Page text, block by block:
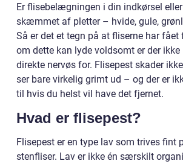
Er flisebelægningen i din indkørsel
skæmmet af pletter – hvide, gule,
Så er det et tegn på at fliserne har fået
om dette kan lyde voldsomt er der
direkte nervøs for. Flisepest skader
ser bare virkelig grimt ud – og der er
til hvis du helst vil have det fjernet.
Hvad er flisepest?
Flisepest er en type lav som trives fint
stenfliser. Lav er ikke én særskilt